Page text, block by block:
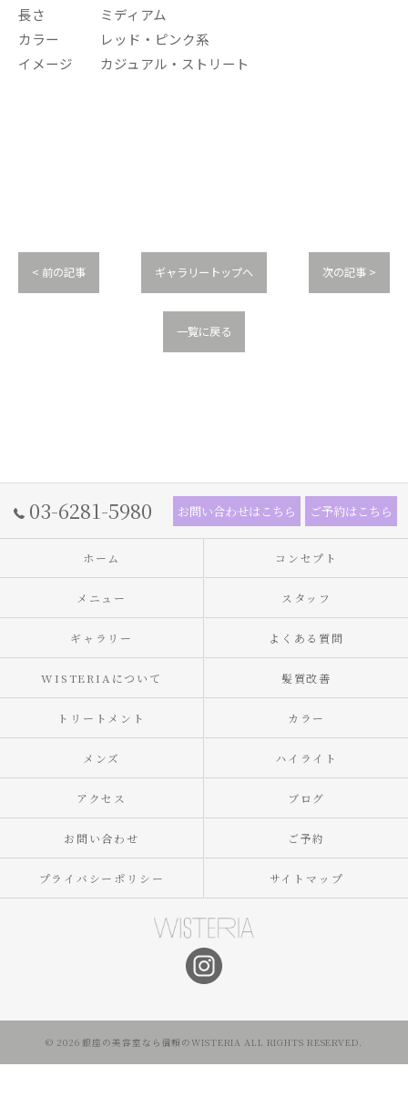
長さ ミディアム
カラー レッド・ピンク系
イメージ カジュアル・ストリート
< 前の記事 ギャラリートップへ 次の記事 >
一覧に戻る
03-6281-5980 お問い合わせはこちら ご予約はこちら
ホーム コンセプト
メニュー スタッフ
ギャラリー よくある質問
WISTERIAについて 髪質改善
トリートメント カラー
メンズ ハイライト
アクセス ブログ
お問い合わせ ご予約
プライバシーポリシー サイトマップ
© 2026 銀座の美容室なら信頼のWISTERIA ALL RIGHTS RESERVED.